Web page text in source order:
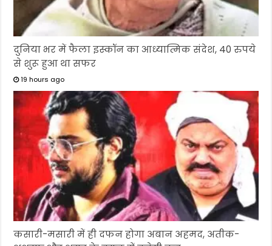
दुनिया भर में फैला इस्कॉन का आध्यात्मिक संदेश, 40 रुपये
से शुरू हुआ था सफर
19 hours ago
कसारी-मसारी में ही दफन होगा अबान अहमद, अतीक-